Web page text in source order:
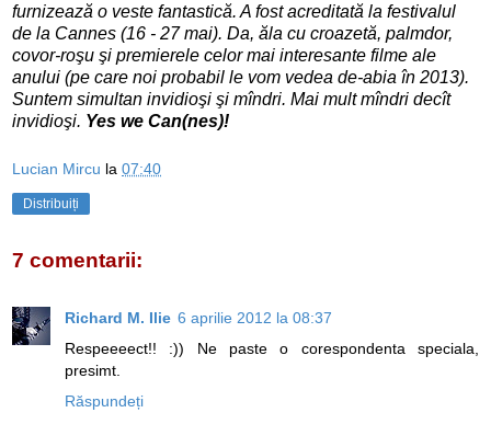
furnizează o veste fantastică. A fost acreditată la festivalul
de la Cannes (16 - 27 mai). Da, ăla cu croazetă, palmdor,
covor-roşu şi premierele celor mai interesante filme ale
anului (pe care noi probabil le vom vedea de-abia în 2013).
Suntem simultan invidioşi şi mîndri. Mai mult mîndri decît
invidioşi. Yes we Can(nes)!
Lucian Mircu la 07:40
Distribuiți
7 comentarii:
Richard M. Ilie 6 aprilie 2012 la 08:37
Respeeeect!! :)) Ne paste o corespondenta speciala,
presimt.
Răspundeți